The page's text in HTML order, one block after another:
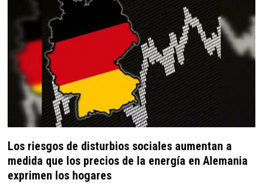
Los riesgos de disturbios sociales aumentan a
medida que los precios de la energía en Alemania
exprimen los hogares